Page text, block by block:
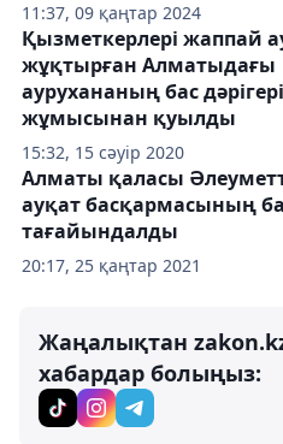
11:37, 09 қаңтар 2024
15:32, 15 сәуір 2020
Қызметкерлері жаппай
жұқтырған Алматыдағы
аурухананың бас дәрігері
жұмысынан қуылды
20:17, 25 қаңтар 2021
Алматы қаласы
ауқат басқармасының
тағайындалды
Жаңалықтан
хабардар болыңыз: